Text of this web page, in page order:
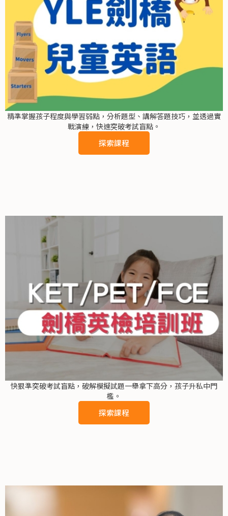
精準掌握孩子程度與學習弱點，分析題型、講解答題技巧，並透過實
戰演練，快速突破考試盲點。
探索課程
快狠準突破考試盲點，破解模擬試題一舉拿下高分，孩子升私中門
檻。
探索課程